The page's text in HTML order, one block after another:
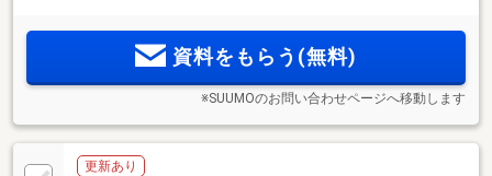
「刈谷駅南エリア」が生活圏。「ZEH-M Oriented」採用。駐
車場設置率約115％。資料をもらう(無料)
※SUUMOのお問い合わせページへ移動します
更新あり